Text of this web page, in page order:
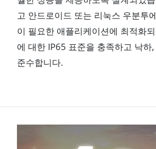
고 안드로이드 또는 리눅스 우분투
이 필요한 애플리케이션에 최적화
에 대한 IP65 표준을 충족하고 낙
준수합니다.